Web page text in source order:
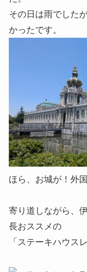
その日は雨でした
かったです。
ほら、お城が！外
寄り道しながら、
長おススメの
「ステーキハウス